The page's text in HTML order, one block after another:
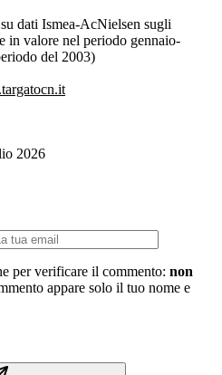
dati Ismea-AcNielsen sugli
in valore nel periodo gennaio-
del 2003)
2026
per verificare il commento: non
appare solo il tuo nome e